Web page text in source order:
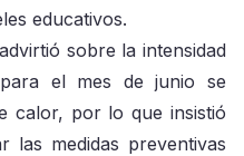
educativos.
sobre la intensidad
el mes de junio se
calor, por lo que insistió
las medidas preventivas